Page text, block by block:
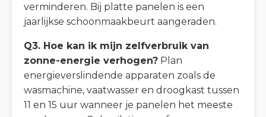
verminderen. Bij platte panelen is een
jaarlijkse schoonmaakbeurt aangeraden.
Q3. Hoe kan ik mijn zelfverbruik van
zonne-energie verhogen? Plan
energieverslindende apparaten zoals de
wasmachine, vaatwasser en droogkast tussen
11 en 15 uur wanneer je panelen het meeste